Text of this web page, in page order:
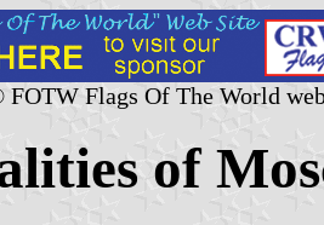
Flags Of The World
of